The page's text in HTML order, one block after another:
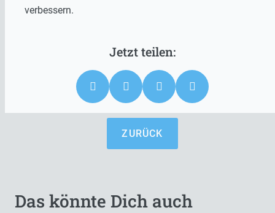
verbessern.
ZURÜCK
Das könnte Dich auch